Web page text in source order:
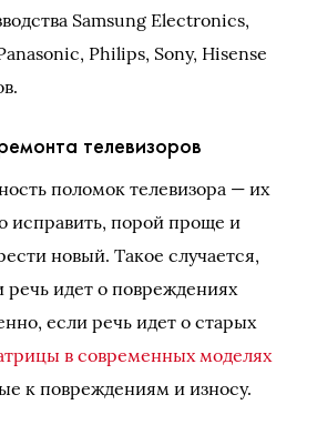
Samsung Electronics,
Philips, Sony, Hisense
телевизоров
поломок телевизора — их
исправить, порой проще и
новый. Такое случается,
речь идет о повреждениях
если речь идет о старых
в современных моделях
к повреждениям и износу.